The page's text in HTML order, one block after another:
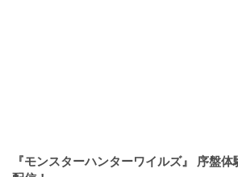
『モンスターハンターワイルズ』 序盤体